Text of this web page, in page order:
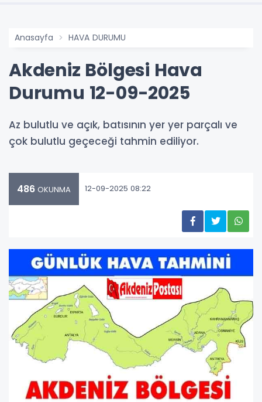
Anasayfa HAVA DURUMU
Akdeniz Bölgesi Hava
Durumu 12-09-2025
Az bulutlu ve açık, batısının yer yer parçalı ve
çok bulutlu geçeceği tahmin ediliyor.
486 OKUNMA 12-09-2025 08:22